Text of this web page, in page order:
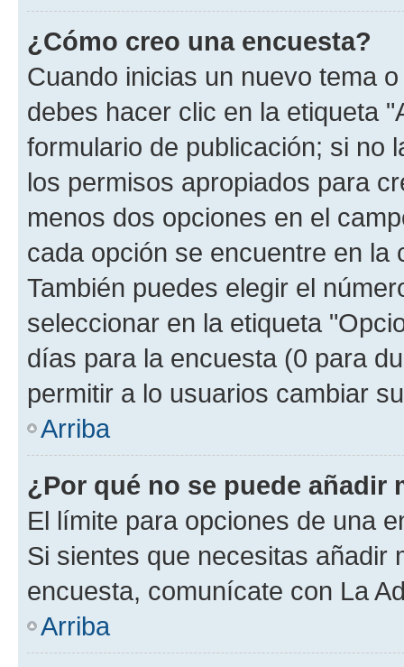
¿Cómo creo una encuesta?
Cuando inicias un nuevo tema
debes hacer clic en la etiqueta
formulario de publicación; si no
los permisos apropiados para
menos dos opciones en el
cada opción se encuentre en
También puedes elegir el
seleccionar en la etiqueta
días para la encuesta (0 para
permitir a lo usuarios cambiar
Arriba
¿Por qué no se puede añadir
El límite para opciones de una
Si sientes que necesitas añadir
encuesta, comunícate con La
Arriba